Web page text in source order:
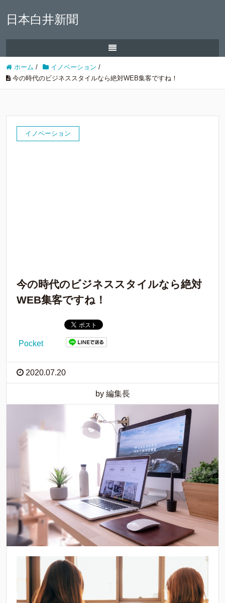
日本白井新聞
ホーム / イノベーション /
今の時代のビジネススタイルなら絶対WEB集客ですね！
イノベーション
今の時代のビジネススタイルなら絶対
WEB集客ですね！
Pocket
2020.07.20
by 編集長